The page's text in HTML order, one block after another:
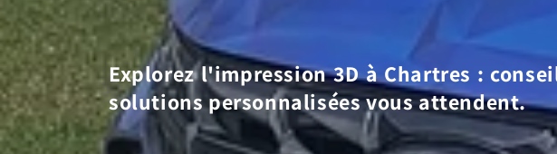
Explorez l'impression 3D à Chartres :
solutions personnalisées vous attendent.